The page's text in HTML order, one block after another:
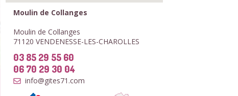
Moulin de Collanges
Moulin de Collanges
71120 VENDENESSE-LES-CHAROLLES
03 85 29 55 60
06 70 29 30 04
info@gites71.com